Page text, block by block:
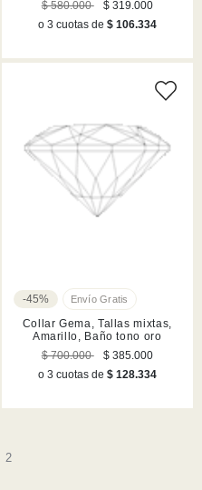
$ 580.000
$ 319.000
o 3 cuotas de $ 106.334
-45%
Collar Gema, Tallas mixtas,
Amarillo, Baño tono oro
$ 700.000
$ 385.000
o 3 cuotas de $ 128.334
2